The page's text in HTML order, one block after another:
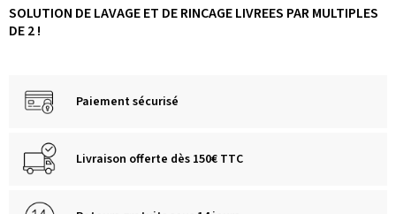
SOLUTION DE LAVAGE ET DE RINCAGE LIVREES PAR MULTIPLES
DE 2 !
Paiement sécurisé
Livraison offerte dès 150€ TTC